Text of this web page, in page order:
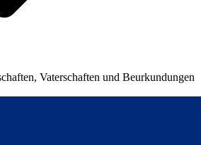
Vaterschaften und Beurkundungen